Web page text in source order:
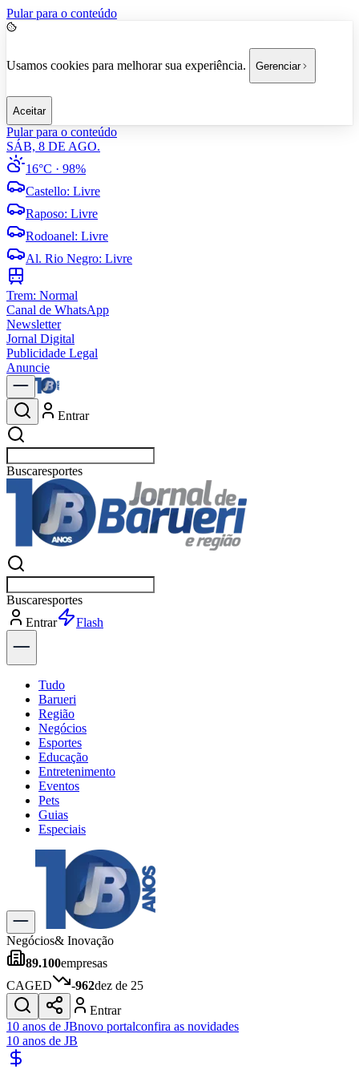
Pular para o conteúdo
Usamos cookies para melhorar sua experiência. Gerenciar
Aceitar
Pular para o conteúdo
SÁB, 8 DE AGO.
16°C · 98%
Castello: Livre
Raposo: Livre
Rodoanel: Livre
Al. Rio Negro: Livre
Trem: Normal
Canal de WhatsApp
Newsletter
Jornal Digital
Publicidade Legal
Anuncie
Entrar
Buscar
Buscar
Entrar
Explorar
Tudo
Barueri
Região
Negócios
Esportes
Educação
Entretenimento
Eventos
Pets
Guias
Especiais
Explore Tudo
Últimas Notícias
Previsão do Tempo
Trânsito e Rotas
Dia a Dia & Lazer
Gastronomia
Cinema & Shows
JogosNovo
Para Sua Empresa
Negócios& Inovação
89.100empresas
CAGED
-962dez de 25
Entrar
10 anos de JBnovo portalconfira as novidades
10 anos de JB